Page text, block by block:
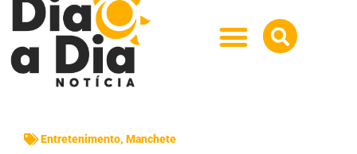
Entretenimento, Manchete